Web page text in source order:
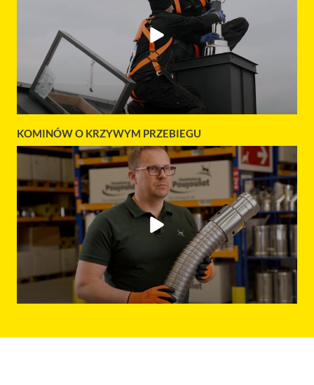
KOMINÓW O KRZYWYM PRZEBIEGU